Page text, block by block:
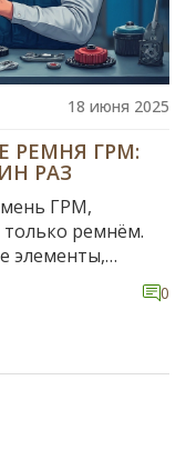
18 июня 2025
РЕМНЯ ГРМ:
РАЗ
ГРМ,
ремнём.
элементы,
Такой
поломки и
Как не попасть
0